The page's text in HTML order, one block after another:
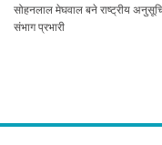
सोहनलाल मेघवाल बने राष्ट्रीय
संभाग प्रभारी